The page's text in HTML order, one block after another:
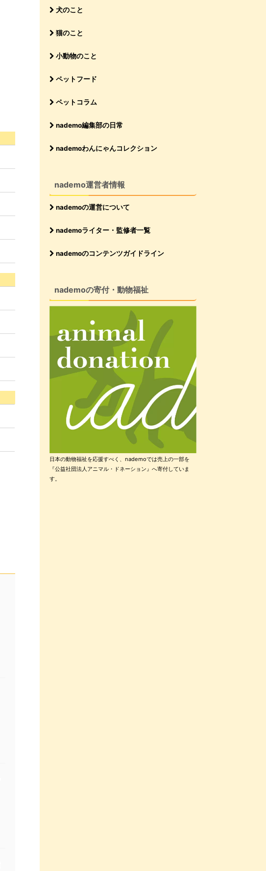
犬のこと
猫のこと
小動物のこと
ペットフード
ペットコラム
nademo編集部の日常
nademoわんにゃんコレクション
nademo運営者情報
nademoの運営について
nademoライター・監修者一覧
nademoのコンテンツガイドライン
nademoの寄付・動物福祉
日本の動物福祉を応援すべく、nademoでは売上の一部を
『公益社団法人アニマル・ドネーション』へ寄付していま
す。